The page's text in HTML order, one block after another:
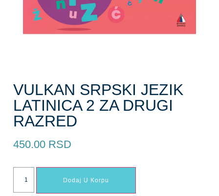
VULKAN SRPSKI JEZIK
LATINICA 2 ZA DRUGI
RAZRED
450.00 RSD
Dodaj U Korpu